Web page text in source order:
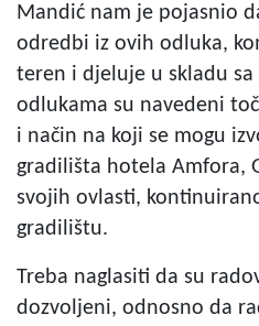
Mandić nam je pojasnio
odredbi iz ovih odluka,
teren i djeluje u skladu
odlukama su navedeni
i način na koji se mogu
gradilišta hotela Amfora,
svojih ovlasti,
gradilištu.
Treba naglasiti da su
dozvoljeni, odnosno da